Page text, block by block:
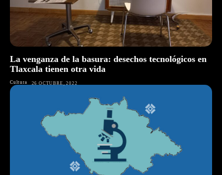
La venganza de la basura: desechos tecnológicos en
Tlaxcala tienen otra vida
Cultura 26 OCTUBRE, 2022